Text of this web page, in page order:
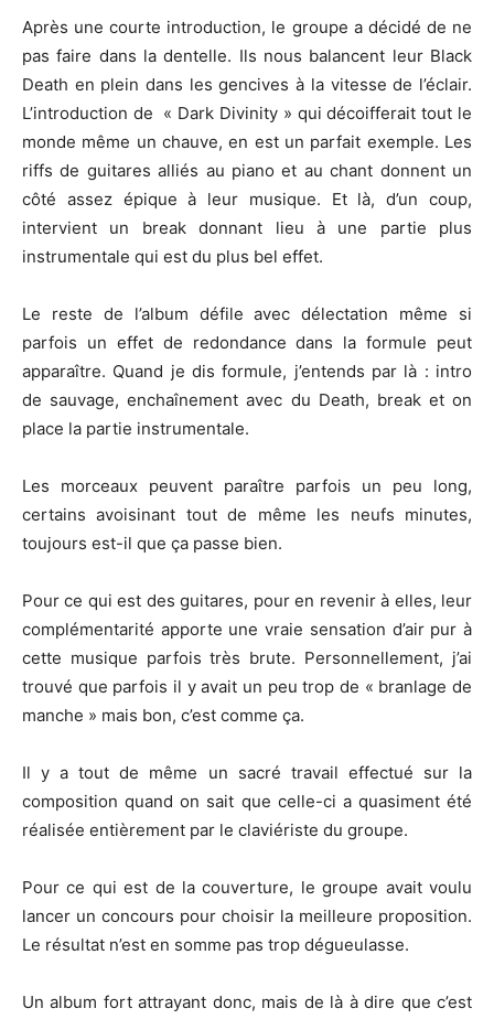
Après une courte introduction, le groupe a décidé de ne
pas faire dans la dentelle. Ils nous balancent leur Black
Death en plein dans les gencives à la vitesse de l’éclair.
L’introduction de « Dark Divinity » qui décoifferait tout le
monde même un chauve, en est un parfait exemple. Les
riffs de guitares alliés au piano et au chant donnent un
côté assez épique à leur musique. Et là, d’un coup,
intervient un break donnant lieu à une partie plus
instrumentale qui est du plus bel effet.
Le reste de l’album défile avec délectation même si
parfois un effet de redondance dans la formule peut
apparaître. Quand je dis formule, j’entends par là : intro
de sauvage, enchaînement avec du Death, break et on
place la partie instrumentale.
Les morceaux peuvent paraître parfois un peu long,
certains avoisinant tout de même les neufs minutes,
toujours est-il que ça passe bien.
Pour ce qui est des guitares, pour en revenir à elles, leur
complémentarité apporte une vraie sensation d’air pur à
cette musique parfois très brute. Personnellement, j’ai
trouvé que parfois il y avait un peu trop de « branlage de
manche » mais bon, c’est comme ça.
Il y a tout de même un sacré travail effectué sur la
composition quand on sait que celle-ci a quasiment été
réalisée entièrement par le claviériste du groupe.
Pour ce qui est de la couverture, le groupe avait voulu
lancer un concours pour choisir la meilleure proposition.
Le résultat n’est en somme pas trop dégueulasse.
Un album fort attrayant donc, mais de là à dire que c’est